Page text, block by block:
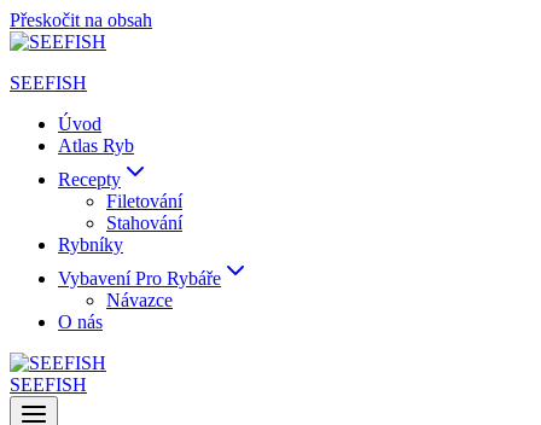
Přeskočit na obsah
SEEFISH
Úvod
Atlas Ryb
Recepty
Filetování
Stahování
Rybníky
Vybavení Pro Rybáře
Návazce
O nás
SEEFISH